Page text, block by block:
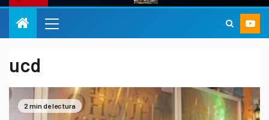
ucd
2 min de lectura